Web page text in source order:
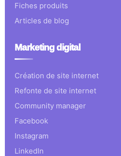
Fiches produits
Articles de blog
Marketing digital
Création de site internet
Refonte de site internet
Community manager
Facebook
Instagram
LinkedIn